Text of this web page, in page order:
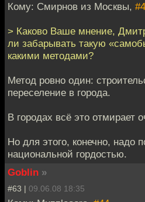
Кому: Смирнов из Москвы,
> Каково Ваше мнение,
ли забарывать такую
какими методами?
Метод ровно один:
переселение в города.
В городах всё это отмирает
Но для этого, конечно, надо
национальной гордостью.
Goblin »
#63 | 09.06.08 18:35